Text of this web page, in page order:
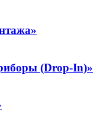
(Drop-In)»